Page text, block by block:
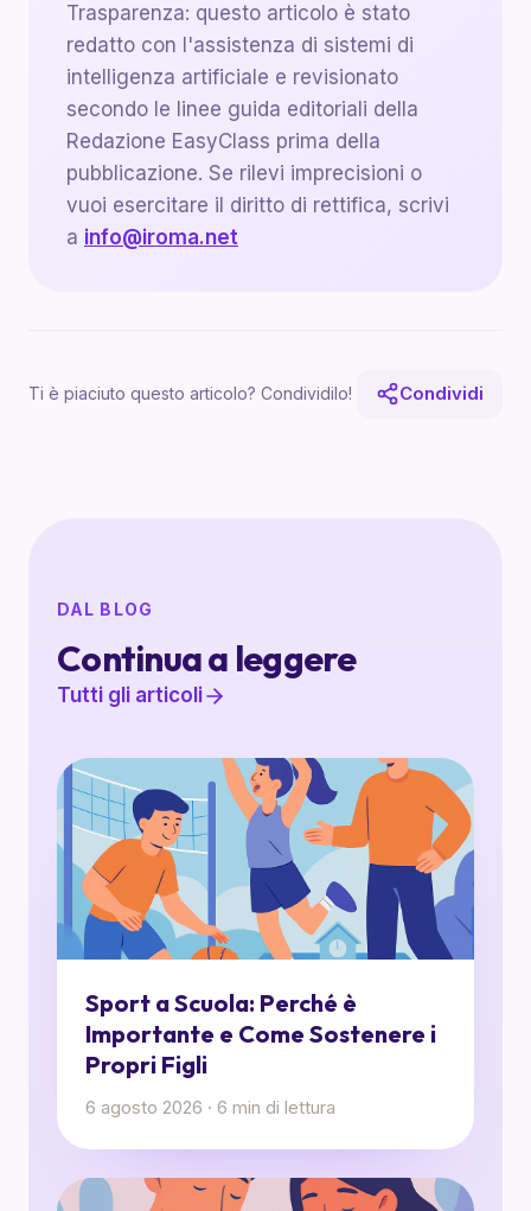
Trasparenza: questo articolo è stato
redatto con l'assistenza di sistemi di
intelligenza artificiale e revisionato
secondo le linee guida editoriali della
Redazione EasyClass prima della
pubblicazione. Se rilevi imprecisioni o
vuoi esercitare il diritto di rettifica, scrivi
a info@iroma.net
Ti è piaciuto questo articolo? Condividilo! Condividi
DAL BLOG
Continua a leggere
Tutti gli articoli
Sport a Scuola: Perché è
Importante e Come Sostenere i
Propri Figli
6 agosto 2026 · 6 min di lettura